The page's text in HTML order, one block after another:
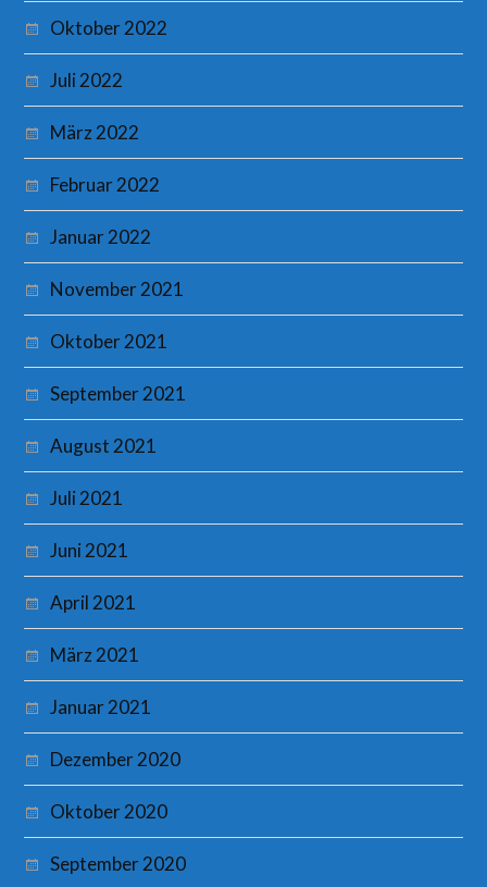
Oktober 2022
Juli 2022
März 2022
Februar 2022
Januar 2022
November 2021
Oktober 2021
September 2021
August 2021
Juli 2021
Juni 2021
April 2021
März 2021
Januar 2021
Dezember 2020
Oktober 2020
September 2020